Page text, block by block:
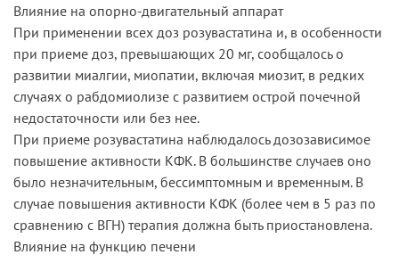
Влияние на опорно-двигательный аппарат
При применении всех доз розувастатина и, в особенности
при приеме доз, превышающих 20 мг, сообщалось о
развитии миалгии, миопатии, включая миозит, в редких
случаях о рабдомиолизе с развитием острой почечной
недостаточности или без нее.
При приеме розувастатина наблюдалось дозозависимое
повышение активности КФК. В большинстве случаев оно
было незначительным, бессимптомным и временным. В
случае повышения активности КФК (более чем в 5 раз по
сравнению с ВГН) терапия должна быть приостановлена.
Влияние на функцию печени